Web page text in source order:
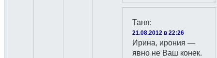
Таня:
21.08.2012 в 22:26
Ирина, ирония —
явно не Ваш конек.